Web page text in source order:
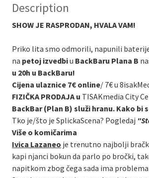
Description
SHOW JE RASPRODAN, HVALA VAM!
Priko lita smo odmorili, napunili
na petoj izvedbiu BackBaru Plana B
u 20h u BackBaru!
Cijena ulaznice 7€ online/ 7€ u
FIZIČKA PRODAJA u TISAKmedia City
BackBar (Plan B) služi hranu. Kako
Tko je/što je SplickaScena? Pogledaj
Više o komičarima
Ivica Lazaneo je trenutno najbolji
kapi njanci bokun da parlo po bročki,
napitkom zbog čega sada ima